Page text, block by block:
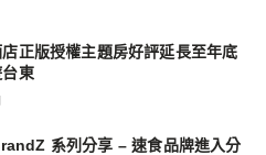
正版授權主題房好評延長至年底
台東
系列分享 – 速食品牌進入分